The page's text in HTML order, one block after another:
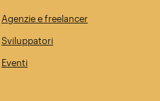
Agenzie e freelancer
Sviluppatori
Eventi